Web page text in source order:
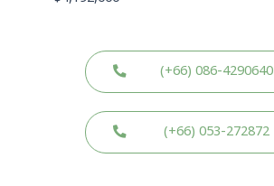
(+66) 086-4290640
(+66) 053-272872